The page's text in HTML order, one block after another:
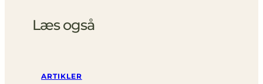
Læs også
ARTIKLER